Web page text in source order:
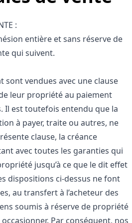
:
entière et sans réserve de
qui suivent.
vendues avec une clause
leur propriété au paiement
Il est toutefois entendu que la
à payer, traite ou autres, ne
clause, la créance
avec toutes les garanties qui
jusqu’à ce que le dit effet
dispositions ci-dessus ne font
au transfert à l’acheteur des
soumis à réserve de propriété
Par conséquent, nos